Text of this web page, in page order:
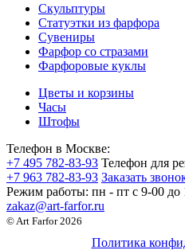
Скульптуры
Статуэтки из фарфора
Сувениры
Фарфор со стразами
Фарфоровые куклы
Цветы и корзины
Часы
Штофы
Телефон в Москве:
+7 495 782-83-93 Телефон для
+7 963 782-83-93 Заказать
Режим работы: пн - пт c 9-00 до
zakaz@art-farfor.ru
© Art Farfor 2026
Политика